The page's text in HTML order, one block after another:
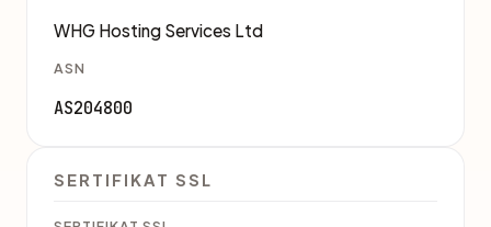
WHG Hosting Services Ltd
ASN
AS204800
SERTIFIKAT SSL